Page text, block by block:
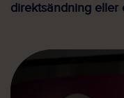
direktsändning eller